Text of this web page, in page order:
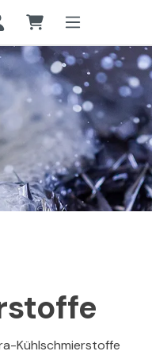
Kühlschmierstoffe